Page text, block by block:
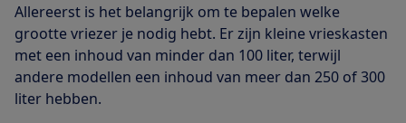
Allereerst is het belangrijk om te bepalen welke
grootte vriezer je nodig hebt. Er zijn kleine vrieskasten
met een inhoud van minder dan 100 liter, terwijl
andere modellen een inhoud van meer dan 250 of 300
liter hebben.